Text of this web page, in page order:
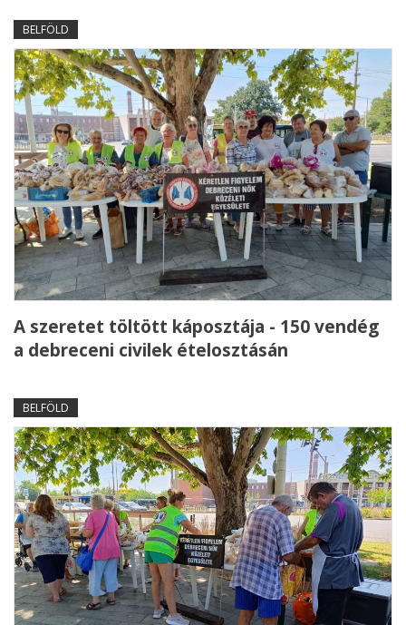
BELFÖLD
A szeretet töltött káposztája - 150 vendég
a debreceni civilek ételosztásán
BELFÖLD